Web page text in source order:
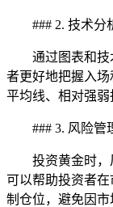
### 2. 技术分
通过图表和
者更好地把握入
平均线、相对强弱
### 3. 风险管
投资黄金时，
可以帮助投资者
制仓位，避免因市